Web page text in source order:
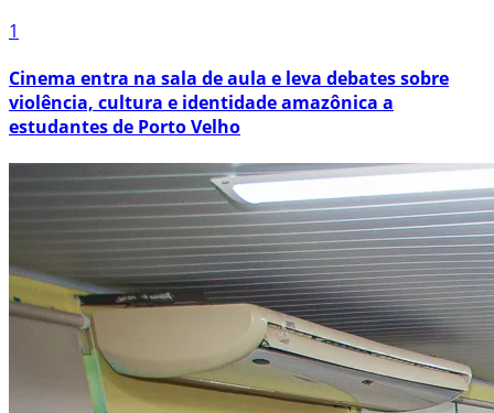
1
Cinema entra na sala de aula e leva debates sobre
violência, cultura e identidade amazônica a
estudantes de Porto Velho